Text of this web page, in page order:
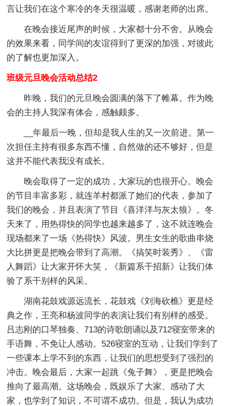
言让我们在这个寒冷的冬天很温暖，感谢老师的出席。
在晚会接近尾声的时候，大家都十分不舍。从晚会
的效果来看，同学间的友谊得到了更深的加强，对彼此
的了解也更加深入。
班级元旦晚会活动总结2
昨晚，我们的元旦晚会圆满的落下了帷幕。作为晚
会的主持人我深有体会，感触颇多。
__年最后一晚，但却是我人生的又一次前进。第一
次担任主持有很多东西不懂，自然做的还不够好，但是
这并不能代表我没有成长。
晚会取得了一定的成功，大家玩的也很开心。晚会
的节目丰富多彩，就连羊村都派了她们的代表，参加了
我们的晚会，并且表演了节目《喜洋洋与灰太狼》。冬
天来了，用热得快的同学也越来越多了，这不就连晚会
现场都来了一场《热得快》风波。男生女生的歌曲串烧
大比拼更是把晚会带到了高潮。《搞笑时装秀》、《雷
人舞蹈》让大家开怀大笑，《新篇系干招新》让我们体
验了系干别样的风采。
湖南花鼓戏源远流长，花鼓戏《刘海砍樵》更是经
典之作，王亮和杨波同学的表演让我们有别样的感受。
吕志刚的口琴独奏、713的诗歌朗诵以及712寝室带来的
手语舞，不免让人感动。526寝室的互动，让我们学到了
一些课本上学不到的东西，让我们的思想受到了强烈的
冲击。晚会最后，大家一起跳《兔子舞》，更是把晚会
推向了最高潮。这场晚会，既娱乐了大家、感动了大
家，也学到了知识，不可谓不成功。但是，我认为成功